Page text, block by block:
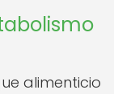
alimenticio